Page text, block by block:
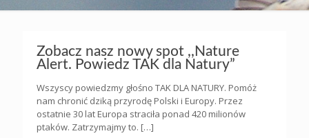
Zobacz nasz nowy spot ,,Nature
Alert. Powiedz TAK dla Natury”
Wszyscy powiedzmy głośno TAK DLA NATURY. Pomóż
nam chronić dziką przyrodę Polski i Europy. Przez
ostatnie 30 lat Europa straciła ponad 420 milionów
ptaków. Zatrzymajmy to. […]